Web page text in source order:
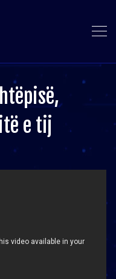
e tij